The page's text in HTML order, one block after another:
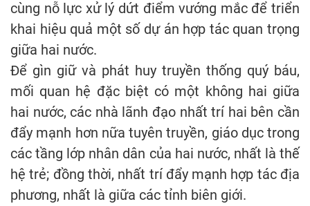
cùng nỗ lực xử lý dứt điểm vướng mắc để triển
khai hiệu quả một số dự án hợp tác quan trọng
giữa hai nước.
Để gìn giữ và phát huy truyền thống quý báu,
mối quan hệ đặc biệt có một không hai giữa
hai nước, các nhà lãnh đạo nhất trí hai bên cần
đẩy mạnh hơn nữa tuyên truyền, giáo dục trong
các tầng lớp nhân dân của hai nước, nhất là thế
hệ trẻ; đồng thời, nhất trí đẩy mạnh hợp tác địa
phương, nhất là giữa các tỉnh biên giới.